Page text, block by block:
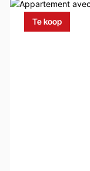
Te koop